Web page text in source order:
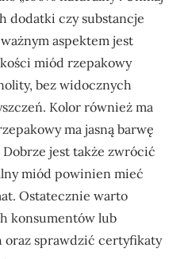
dodatki czy substancje
aspektem jest
miód rzepakowy
bez widocznych
Kolor również ma
ma jasną barwę
Dobrze jest także zwrócić
miód powinien mieć
Ostatecznie warto
konsumentów lub
oraz sprawdzić certyfikaty